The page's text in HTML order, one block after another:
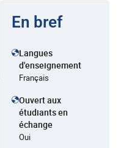
En bref
Langues
d'enseignement
Français
Ouvert aux
étudiants en
échange
Oui